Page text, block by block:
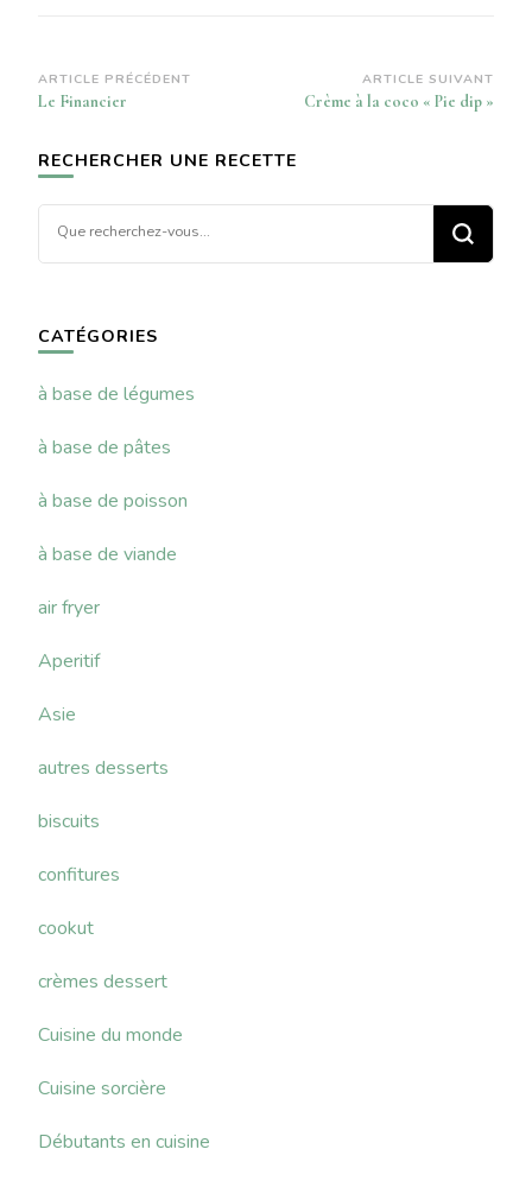
Navigation
d’article
ARTICLE PRÉCÉDENT
Le Financier
ARTICLE SUIVANT
Crème à la coco « Pie dip »
RECHERCHER UNE RECETTE
Vous
CATÉGORIES
à base de légumes
à base de pâtes
à base de poisson
à base de viande
air fryer
Aperitif
Asie
autres desserts
biscuits
confitures
cookut
crèmes dessert
Cuisine du monde
Cuisine sorcière
Débutants en cuisine